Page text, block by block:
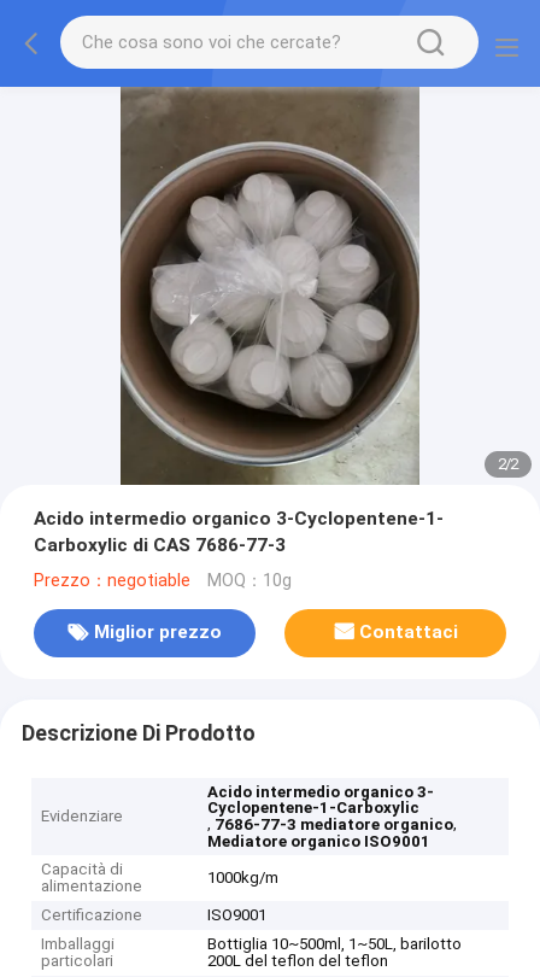
2/2
Acido intermedio organico 3-Cyclopentene-1-
Carboxylic di CAS 7686-77-3
Prezzo：negotiable MOQ：10g
Miglior prezzo Contattaci
Descrizione Di Prodotto
Evidenziare
Acido intermedio organico 3-
Cyclopentene-1-Carboxylic
, 7686-77-3 mediatore organico,
Mediatore organico ISO9001
Capacità di
alimentazione
1000kg/m
Certificazione
ISO9001
Imballaggi
particolari
Bottiglia 10~500ml, 1~50L, barilotto
200L del teflon del teflon